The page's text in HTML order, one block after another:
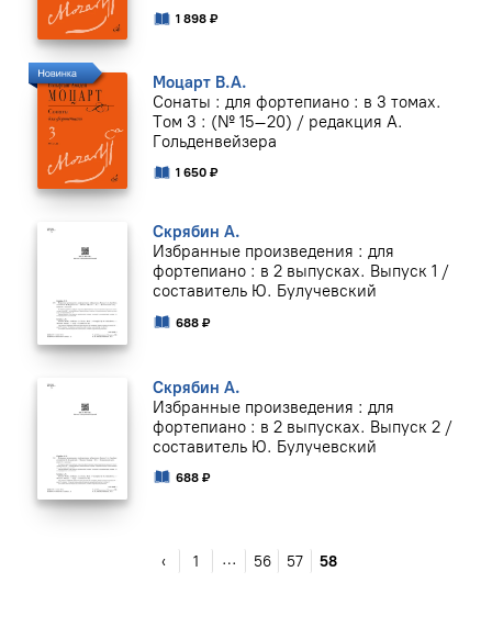
1 898 ₽
Моцарт В.А.
Сонаты : для фортепиано : в 3 томах.
Том 3 : (№ 15–20) / редакция А.
Гольденвейзера
1 650 ₽
Скрябин А.
Избранные произведения : для
фортепиано : в 2 выпусках. Выпуск 1 /
составитель Ю. Булучевский
688 ₽
Скрябин А.
Избранные произведения : для
фортепиано : в 2 выпусках. Выпуск 2 /
составитель Ю. Булучевский
688 ₽
‹ 1 … 56 57 58